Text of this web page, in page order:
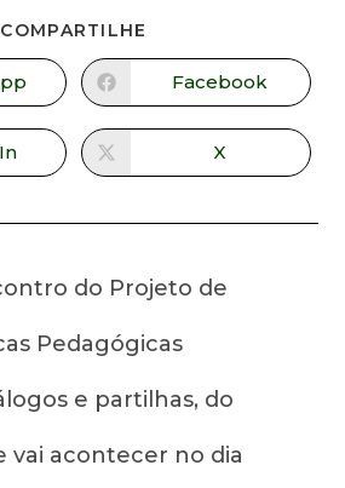
COMPARTILHE
Facebook
X
do Projeto de
Pedagógicas
e partilhas, do
vai acontecer no dia